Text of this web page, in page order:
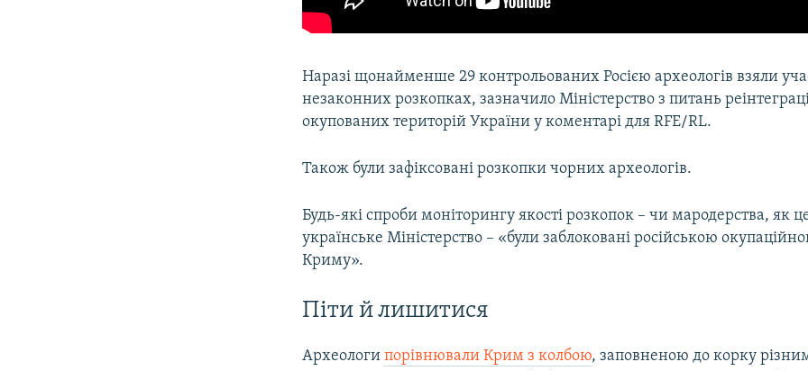
Наразі щонайменше 29 контрольованих Росією археологів взяли
незаконних розкопках, зазначило Міністерство з питань
окупованих територій України у коментарі для RFE/RL.
Також були зафіксовані розкопки чорних археологів.
Будь-які спроби моніторингу якості розкопок – чи мародерства, як
українське Міністерство – «були заблоковані російською
Криму».
Піти й лишитися
Археологипорівнювали Крим з колбою, заповненою до корку